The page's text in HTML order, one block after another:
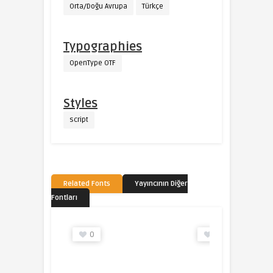
Orta/Doğu Avrupa Türkçe
Typographies
OpenType OTF
Styles
script
Related Fonts
Yayıncının Diğer
Fontları
0